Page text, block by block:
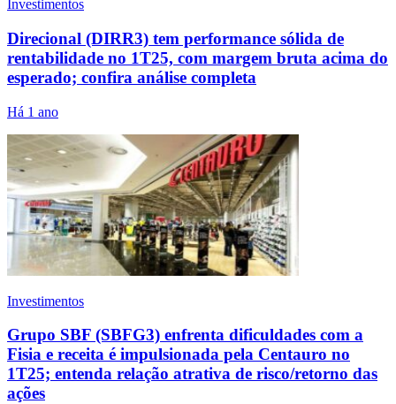
Investimentos
Direcional (DIRR3) tem performance sólida de
rentabilidade no 1T25, com margem bruta acima do
esperado; confira análise completa
Há 1 ano
Investimentos
Grupo SBF (SBFG3) enfrenta dificuldades com a
Fisia e receita é impulsionada pela Centauro no
1T25; entenda relação atrativa de risco/retorno das
ações